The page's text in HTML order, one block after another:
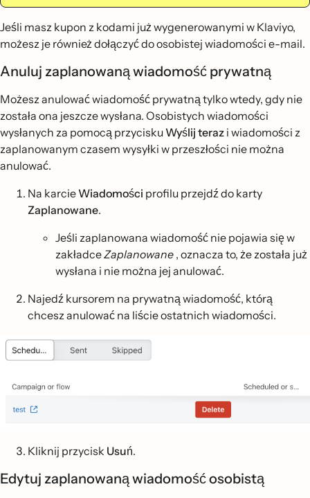
Jeśli masz kupon z kodami już wygenerowanymi w Klaviyo,
możesz je również dołączyć do osobistej wiadomości e-mail.
Anuluj zaplanowaną wiadomość prywatną
Możesz anulować wiadomość prywatną tylko wtedy, gdy nie
została ona jeszcze wysłana. Osobistych wiadomości
wysłanych za pomocą przyciskuWyślij teraz i wiadomości z
zaplanowanym czasem wysyłki w przeszłości nie można
anulować.
Na karcieWiadomości profilu przejdź do karty
Zaplanowane.
Jeśli zaplanowana wiadomość nie pojawia się w
zakładceZaplanowane , oznacza to, że została już
wysłana i nie można jej anulować.
Najedź kursorem na prywatną wiadomość, którą
chcesz anulować na liście ostatnich wiadomości.
Kliknij przycisk Usuń.
Edytuj zaplanowaną wiadomość osobistą